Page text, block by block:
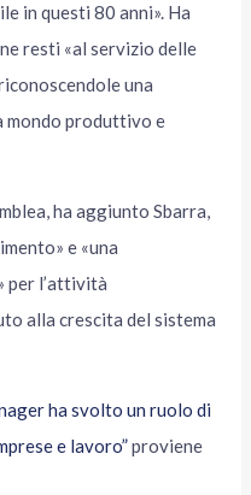
in questi 80 anni». Ha
resti «al servizio delle
una
mondo produttivo e
ha aggiunto Sbarra,
e «una
per l’attività
alla crescita del sistema
ha svolto un ruolo di
e lavoro”proviene